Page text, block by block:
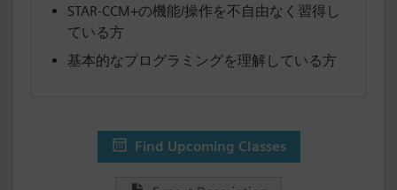
STAR-CCM+の機能/操作を不自由なく習得し
ている方
基本的なプログラミングを理解している方
Find Upcoming Classes